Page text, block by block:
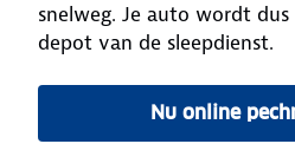
snelweg. Je auto wordt
depot van de sleepdienst.
Nu online